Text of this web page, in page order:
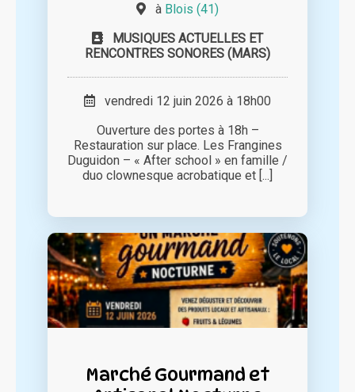
à Blois (41)
MUSIQUES ACTUELLES ET
RENCONTRES SONORES (MARS)
vendredi 12 juin 2026 à 18h00
Ouverture des portes à 18h –
Restauration sur place. Les Frangines
Duguidon – « After school » en famille /
duo clownesque acrobatique et [...]
Marché Gourmand et